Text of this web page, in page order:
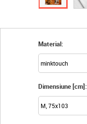
Material:
Dimensiune [cm]: